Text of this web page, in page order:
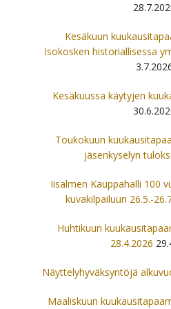
Kesäkuun
Isokosken historiallisessa
Kesäkuussa käytyjen
Toukokuun
jäsenkyselyn
Iisalmen Kauppahalli 100
kuvakilpailuun 26.5.-
Huhtikuun
28.4.2026
Näyttelyhyväksyntöjä
Maaliskuun